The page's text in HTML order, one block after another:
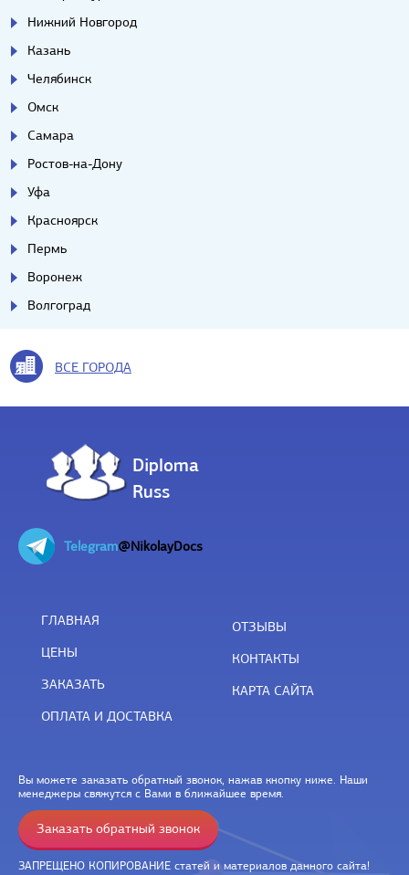
Нижний Новгород
Казань
Челябинск
Омск
Самара
Ростов-на-Дону
Уфа
Красноярск
Пермь
Воронеж
Волгоград
ВСЕ ГОРОДА
Diploma
Russ
Telegram@NikolayDocs
ГЛАВНАЯ
ЦЕНЫ
ЗАКАЗАТЬ
ОПЛАТА И ДОСТАВКА
ОТЗЫВЫ
КОНТАКТЫ
КАРТА САЙТА
Вы можете заказать обратный звонок, нажав кнопку ниже. Наши
менеджеры свяжутся с Вами в ближайшее время.
Заказать обратный звонок
ЗАПРЕЩЕНО КОПИРОВАНИЕ статей и материалов данного сайта!